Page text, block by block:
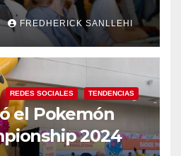
FREDHERICK SANLLEHI
REDES SOCIALES TENDENCIAS
el Pokemón
2024